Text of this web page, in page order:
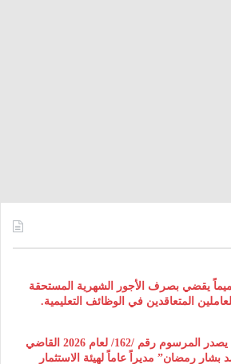
يقضي بصرف الأجور الشهرية المستحقة
المتعاقدين في الوظائف التعليمية.
الرئيس “أحمد الشرع” يصدر المرسوم رقم /162/ لعام 2026 ‌القاضي
بشار رمضان” مديراً عاماً لهيئة ‌الاستثمار